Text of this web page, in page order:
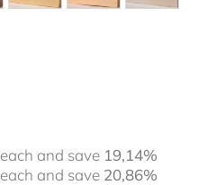
each and save 19,14%
each and save 20,86%